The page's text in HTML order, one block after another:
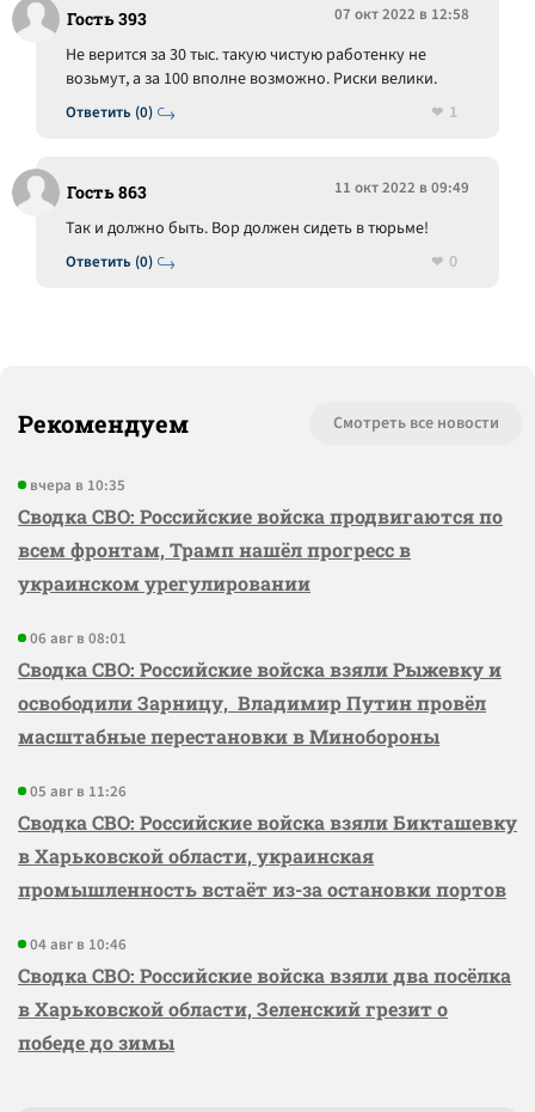
Гость 393 07 окт 2022 в 12:58
Ответить (0)
Не верится за 30 тыс. такую чистую работенку не
возьмут, а за 100 вполне возможно. Риски велики.
1
Гость 863 11 окт 2022 в 09:49
Ответить (0)
Так и должно быть. Вор должен сидеть в тюрьме!
0
Рекомендуем Смотреть все новости
вчера в 10:35
Сводка СВО: Российские войска продвигаются по
всем фронтам, Трамп нашёл прогресс в
украинском урегулировании
06 авг в 08:01
Сводка СВО: Российские войска взяли Рыжевку и
освободили Зарницу, Владимир Путин провёл
масштабные перестановки в Минобороны
05 авг в 11:26
Сводка СВО: Российские войска взяли Бикташевку
в Харьковской области, украинская
промышленность встаёт из-за остановки портов
04 авг в 10:46
Сводка СВО: Российские войска взяли два посёлка
в Харьковской области, Зеленский грезит о
победе до зимы